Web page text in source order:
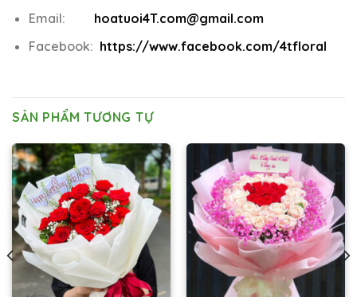
Email:
hoatuoi4T.com@gmail.com
Facebook: https://www.facebook.com/4tfloral
SẢN PHẨM TƯƠNG TỰ